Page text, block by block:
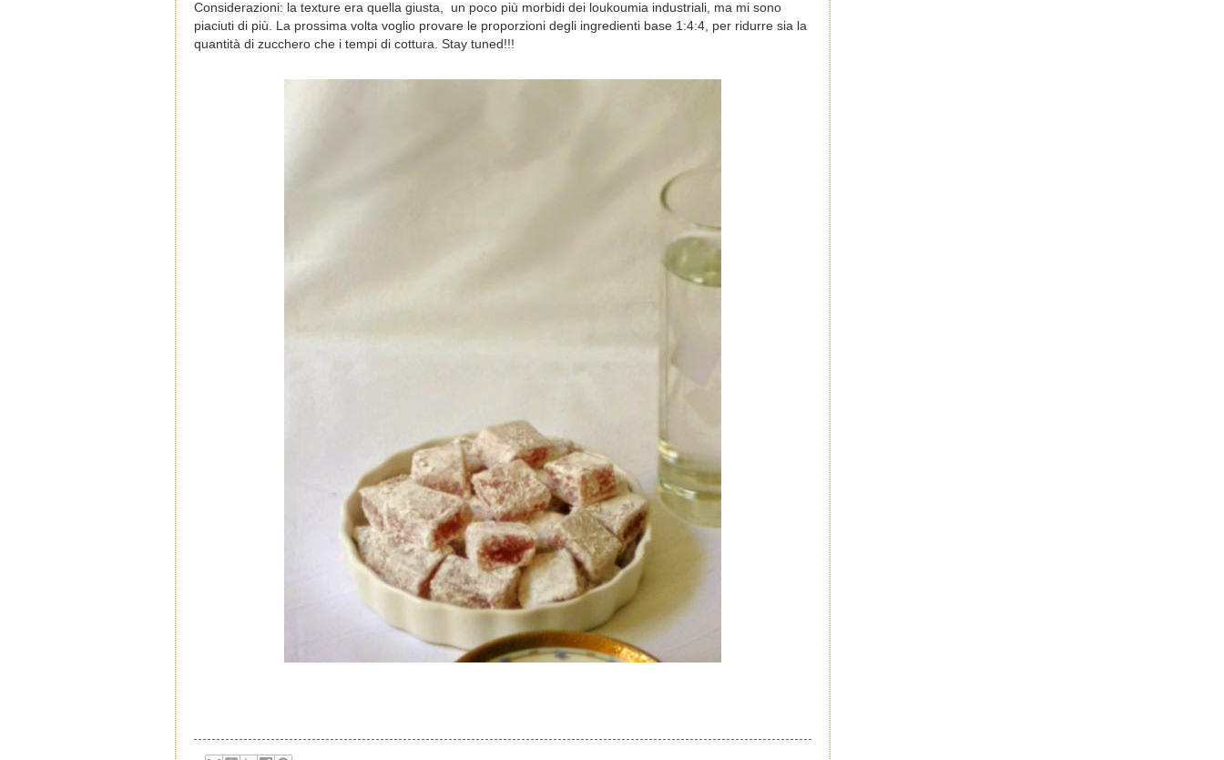
Considerazioni: la texture era quella giusta, un poco più morbidi dei loukoumia industriali, ma mi sono
piaciuti di più. La prossima volta voglio provare le proporzioni degli ingredienti base 1:4:4, per ridurre sia la
quantità di zucchero che i tempi di cottura. Stay tuned!!!